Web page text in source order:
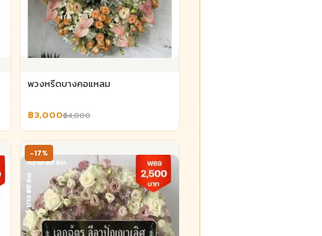
พวงหรีดบางคอแหลม
฿3,000฿4,000
-17%